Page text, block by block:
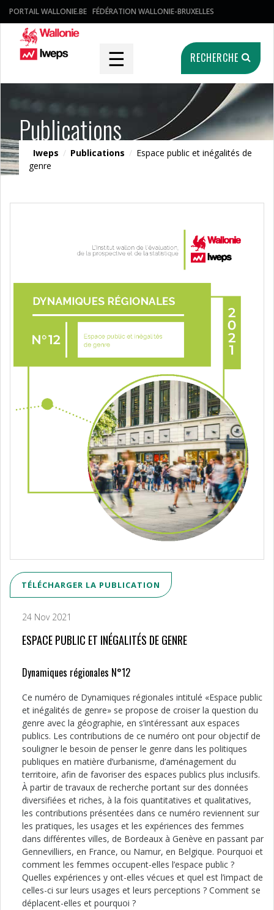
PORTAIL WALLONIE.BE FÉDÉRATION WALLONIE-BRUXELLES
☰ RECHERCHE
Publications
Iweps / Publications / Espace public et inégalités de
genre
TÉLÉCHARGER LA PUBLICATION
24 Nov 2021
ESPACE PUBLIC ET INÉGALITÉS DE GENRE
Dynamiques régionales N°12
Ce numéro de Dynamiques régionales intitulé «Espace public
et inégalités de genre» se propose de croiser la question du
genre avec la géographie, en s’intéressant aux espaces
publics. Les contributions de ce numéro ont pour objectif de
souligner le besoin de penser le genre dans les politiques
publiques en matière d’urbanisme, d’aménagement du
territoire, afin de favoriser des espaces publics plus inclusifs.
À partir de travaux de recherche portant sur des données
diversifiées et riches, à la fois quantitatives et qualitatives,
les contributions présentées dans ce numéro reviennent sur
les pratiques, les usages et les expériences des femmes
dans différentes villes, de Bordeaux à Genève en passant par
Gennevilliers, en France, ou Namur, en Belgique. Pourquoi et
comment les femmes occupent-elles l’espace public ?
Quelles expériences y ont-elles vécues et quel est l’impact de
celles-ci sur leurs usages et leurs perceptions ? Comment se
déplacent-elles et pourquoi ?